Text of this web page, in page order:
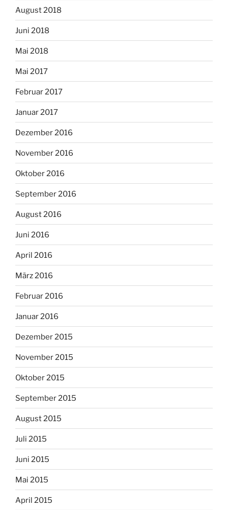
August 2018
Juni 2018
Mai 2018
Mai 2017
Februar 2017
Januar 2017
Dezember 2016
November 2016
Oktober 2016
September 2016
August 2016
Juni 2016
April 2016
März 2016
Februar 2016
Januar 2016
Dezember 2015
November 2015
Oktober 2015
September 2015
August 2015
Juli 2015
Juni 2015
Mai 2015
April 2015